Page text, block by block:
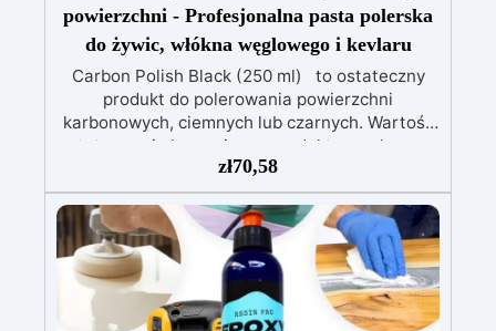
powierzchni - Profesjonalna pasta polerska
do żywic, włókna węglowego i kevlaru
Carbon Polish Black (250 ml) to ostateczny
produkt do polerowania powierzchni
karbonowych, ciemnych lub czarnych. Wartość
estetyczna i ekonomiczna produktu węglowego
jest wysoka, dlatego istotne jest, aby
powierzchnię pokryć specjalnymi i
dedykowanymi produktami, które uwydatnią
piękno „węglowego wyglądu”. Unikanie
„ogólnych” produktów, które mogą zrujnować
wykonaną pracę, nie nadają połysku lub, co
gorsza, nie są w stanie usunąć dogłębnie rys.
zł70,58